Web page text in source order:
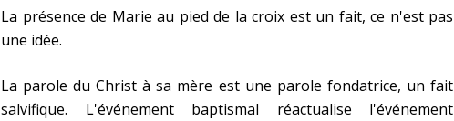
La présence de Marie au pied de la croix est un fait, ce n'est pas
une idée.
La parole du Christ à sa mère est une parole fondatrice, un fait
salvifique. L'événement baptismal réactualise l'événement